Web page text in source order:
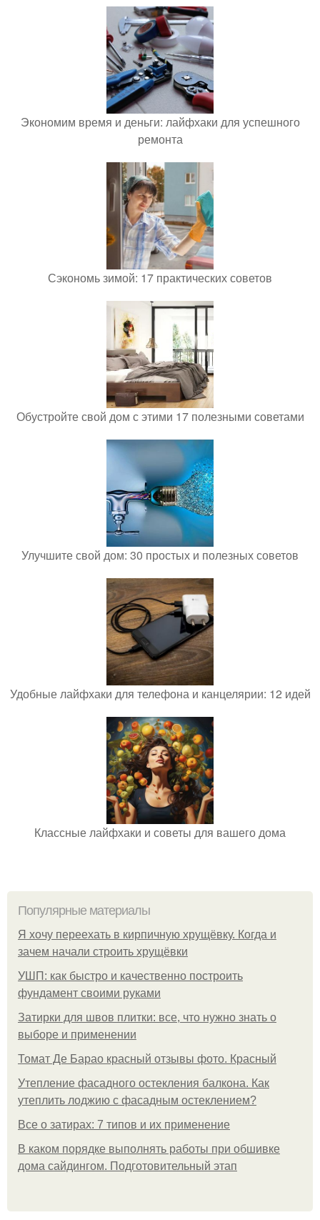
Экономим время и деньги: лайфхаки для успешного
ремонта
Сэкономь зимой: 17 практических советов
Обустройте свой дом с этими 17 полезными советами
Улучшите свой дом: 30 простых и полезных советов
Удобные лайфхаки для телефона и канцелярии: 12 идей
Классные лайфхаки и советы для вашего дома
Популярные материалы
Я хочу переехать в кирпичную хрущёвку. Когда и
зачем начали строить хрущёвки
УШП: как быстро и качественно построить
фундамент своими руками
Затирки для швов плитки: все, что нужно знать о
выборе и применении
Томат Де Барао красный отзывы фото. Красный
Утепление фасадного остекления балкона. Как
утеплить лоджию с фасадным остеклением?
Все о затирах: 7 типов и их применение
В каком порядке выполнять работы при обшивке
дома сайдингом. Подготовительный этап